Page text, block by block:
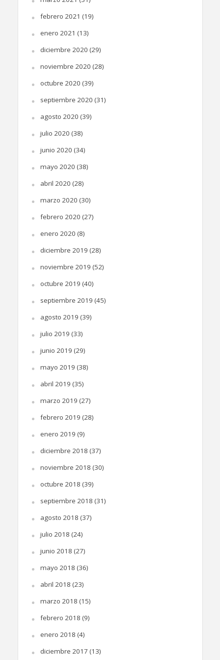
febrero 2021 (19)
enero 2021 (13)
diciembre 2020 (29)
noviembre 2020 (28)
octubre 2020 (39)
septiembre 2020 (31)
agosto 2020 (39)
julio 2020 (38)
junio 2020 (34)
mayo 2020 (38)
abril 2020 (28)
marzo 2020 (30)
febrero 2020 (27)
enero 2020 (8)
diciembre 2019 (28)
noviembre 2019 (52)
octubre 2019 (40)
septiembre 2019 (45)
agosto 2019 (39)
julio 2019 (33)
junio 2019 (29)
mayo 2019 (38)
abril 2019 (35)
marzo 2019 (27)
febrero 2019 (28)
enero 2019 (9)
diciembre 2018 (37)
noviembre 2018 (30)
octubre 2018 (39)
septiembre 2018 (31)
agosto 2018 (37)
julio 2018 (24)
junio 2018 (27)
mayo 2018 (36)
abril 2018 (23)
marzo 2018 (15)
febrero 2018 (9)
enero 2018 (4)
diciembre 2017 (13)